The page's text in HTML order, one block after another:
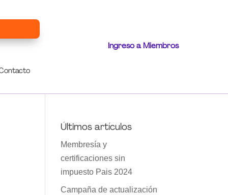
Ingreso a Miembros
Últimos artículos
Membresía y
certificaciones sin
impuesto Pais 2024
Campaña de actualización